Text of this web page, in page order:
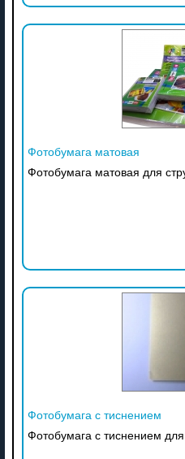
Фотобумага матовая
Фотобумага матовая для
Фотобумага с тиснением
Фотобумага с тиснением